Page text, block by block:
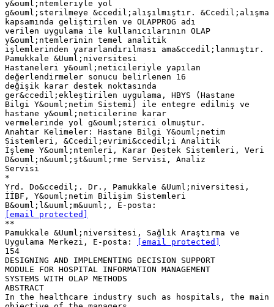
y&ouml;ntemleriyle yol
g&ouml;sterilmeye &ccedil;alışılmıştır. &Ccedil;alışma
kapsamında geliştirilen ve OLAPPROG adı
verilen uygulama ile kullanıcılarının OLAP
y&ouml;ntemlerinin temel analitik
işlemlerinden yararlandırılması ama&ccedil;lanmıştır.
Pamukkale &Uuml;niversitesi
Hastaneleri y&ouml;neticileriyle yapılan
değerlendirmeler sonucu belirlenen 16
değişik karar destek noktasında
ger&ccedil;ekleştirilen uygulama, HBYS (Hastane
Bilgi Y&ouml;netim Sistemi) ile entegre edilmiş ve
hastane y&ouml;neticilerine karar
vermelerinde yol g&ouml;sterici olmuştur.
Anahtar Kelimeler: Hastane Bilgi Y&ouml;netim
Sistemleri, &Ccedil;evrimi&ccedil;i Analitik
İşleme Y&ouml;ntemleri, Karar Destek Sistemleri, Veri
D&ouml;n&uuml;şt&uuml;rme Servisi, Analiz
Servisi
*
Yrd. Do&ccedil;. Dr., Pamukkale &Uuml;niversitesi,
İİBF, Y&ouml;netim Bilişim Sistemleri
[email protected]
**
Pamukkale &Uuml;niversitesi, Sağlık Araştırma ve
Uygulama Merkezi, E-posta:
[email protected]